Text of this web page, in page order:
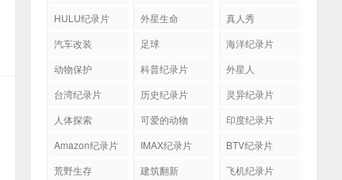
HULU纪录片
外星生命
真人秀
汽车改装
足球
海洋纪录片
动物保护
科普纪录片
外星人
台湾纪录片
历史纪录片
灵异纪录片
人体探索
可爱的动物
印度纪录片
Amazon纪录片
IMAX纪录片
BTV纪录片
荒野生存
建筑翻新
飞机纪录片